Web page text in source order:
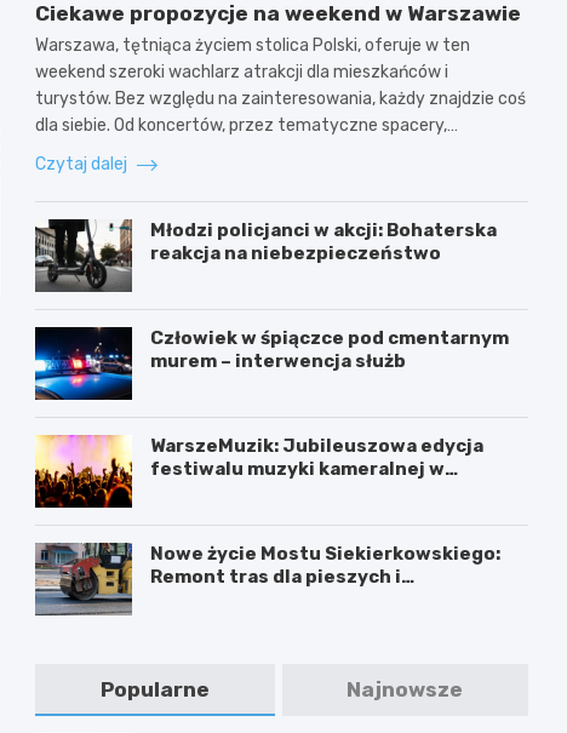
Ciekawe propozycje na weekend w Warszawie
Warszawa, tętniąca życiem stolica Polski, oferuje w ten
weekend szeroki wachlarz atrakcji dla mieszkańców i
turystów. Bez względu na zainteresowania, każdy znajdzie coś
dla siebie. Od koncertów, przez tematyczne spacery,…
Czytaj dalej
Młodzi policjanci w akcji: Bohaterska
reakcja na niebezpieczeństwo
Człowiek w śpiączce pod cmentarnym
murem – interwencja służb
WarszeMuzik: Jubileuszowa edycja
festiwalu muzyki kameralnej w
Nowe życie Mostu Siekierkowskiego:
Remont tras dla pieszych i
Popularne Najnowsze